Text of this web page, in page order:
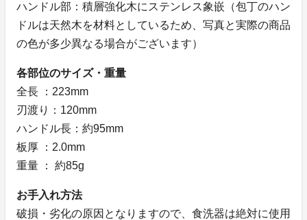
ハンドル部：積層強化木にステンレス象嵌（包丁のハン
ドルは天然木を材料としているため、写真と実際の商品
の色が多少異なる場合がございます）
各部位のサイズ・重量
全長 ：223mm
刃渡り：120mm
ハンドル長：約95mm
板厚 ：2.0mm
重量 ： 約85g
お手入れ方法
破損・劣化の原因となりますので、食洗器は絶対に使用